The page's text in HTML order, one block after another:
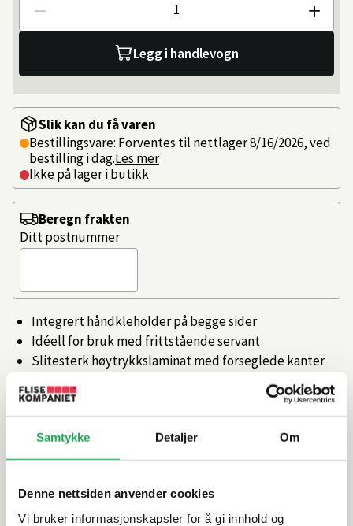
Samtykke Detaljer Om
Denne nettsiden anvender cookies
Vi bruker informasjonskapsler for å gi innhold og
Antall
Legg i handlevogn
Slik kan du få varen
Bestillingsvare: Forventes til nettlager 8/16/2026, ved
bestilling i dag.Les mer
Ikke på lager i butikk
Integrert håndkleholder på begge sider
Idéell for bruk med frittstående servant
Slitesterk høytrykkslaminat med forseglede kanter
Leveres uten forboret hull til servant og
servantbatteri
Beregn frakten
Ditt postnummer
Produktinformasjon